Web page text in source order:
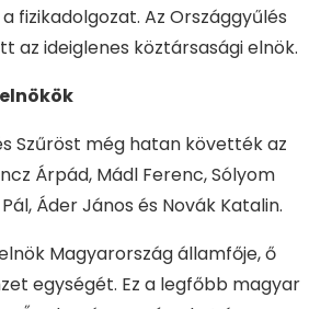
fizikadolgozat. Az Országgyűlés
az ideiglenes köztársasági elnök.
Szűröst még hatan követték az
Árpád, Mádl Ferenc, Sólyom
Áder János és Novák Katalin.
Magyarország államfője, ő
egységét. Ez a legfőbb magyar